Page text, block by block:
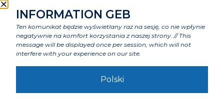
NOWY! RLC+
INFORMATION GEB
Ten komunikat będzie wyświetlany raz na sesję, co nie wpłynie
negatywnie na komfort korzystania z naszej strony. // This
message will be displayed once per session, which will not
interfere with your experience on our site.
Polski